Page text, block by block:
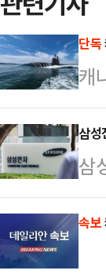
단독
캐
정
와
는
한
삼성
삼
운
안
속보